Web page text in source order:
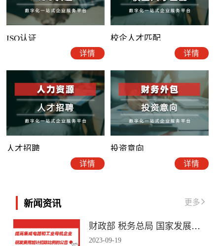
ISO认证
详情
校企人才匹配
详情
人才招聘
详情
投资意向
详情
新闻资讯 更多
财政部 税务总局 国家发展改革委 工业和信息化部关于提高集成电路和工业母机企业研发费用加计扣除比例的公告
2023-09-19